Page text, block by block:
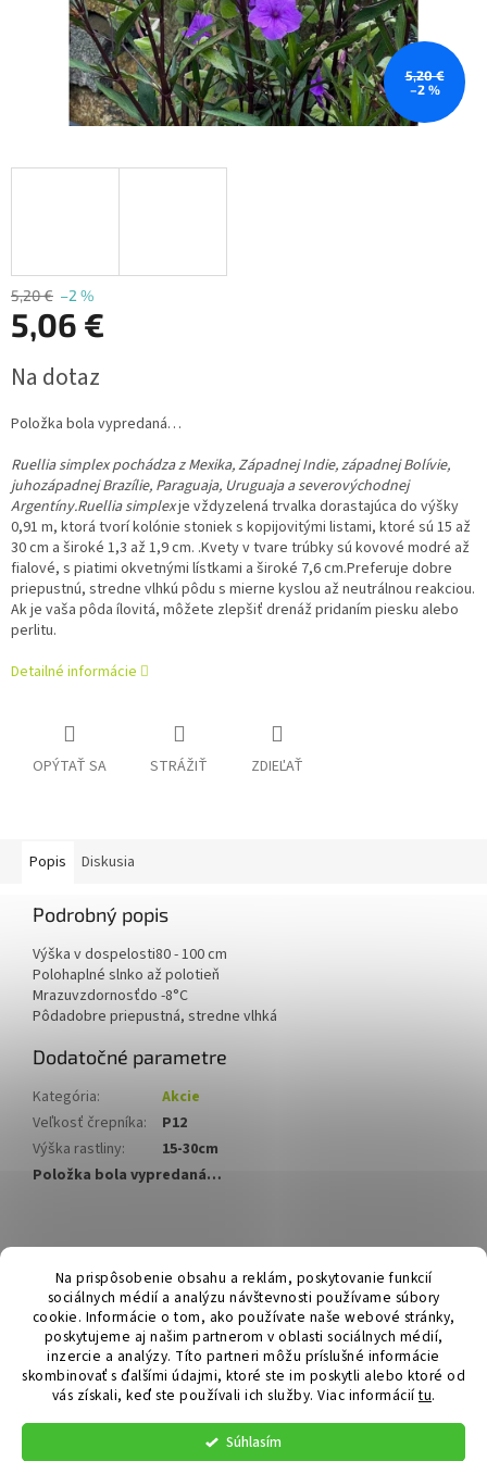
Na prispôsobenie obsahu a reklám, poskytovanie funkcií
sociálnych médií a analýzu návštevnosti používame súbory
cookie. Informácie o tom, ako používate naše webové stránky,
poskytujeme aj našim partnerom v oblasti sociálnych médií,
inzercie a analýzy. Títo partneri môžu príslušné informácie
skombinovať s ďalšími údajmi, ktoré ste im poskytli alebo ktoré od
vás získali, keď ste používali ich služby. Viac informáciítu.
Súhlasím
5,20 €
–2 %
5,20 € –2 %
5,06 €
cena:
Na dotaz
Položka bola vypredaná…
Ruellia simplex pochádza z Mexika, Západnej Indie, západnej Bolívie,
juhozápadnej Brazílie, Paraguaja, Uruguaja a severovýchodnej
Argentíny.Ruellia simplexje vždyzelená trvalka dorastajúca do výšky
0,91 m, ktorá tvorí kolónie stoniek s kopijovitými listami, ktoré sú 15 až
30 cm a široké 1,3 až 1,9 cm. .Kvety v tvare trúbky sú kovové modré až
fialové, s piatimi okvetnými lístkami a široké 7,6 cm.Preferuje dobre
priepustnú, stredne vlhkú pôdu s mierne kyslou až neutrálnou reakciou.
Ak je vaša pôda ílovitá, môžete zlepšiť drenáž pridaním piesku alebo
perlitu.
Detailné informácie
OPÝTAŤ SA STRÁŽIŤ ZDIEĽAŤ
Popis Diskusia
Podrobný popis
Výška v dospelosti80 - 100 cm
Polohaplné slnko až polotieň
Mrazuvzdornosťdo -8°C
Pôdadobre priepustná, stredne vlhká
Dodatočné parametre
Kategória:
Akcie
Veľkosť črepníka:
P12
Výška rastliny:
15-30cm
Položka bola vypredaná…
á
Hurmikaki.com
Vytvoril Shoptet